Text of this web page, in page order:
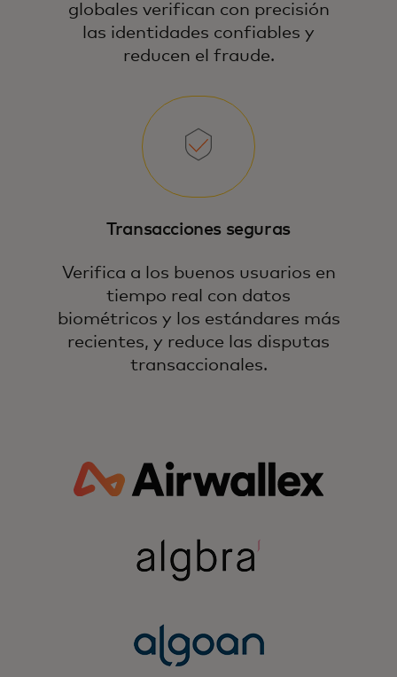
globales verifican con precisión
las identidades confiables y
reducen el fraude.
Transacciones seguras
Verifica a los buenos usuarios en
tiempo real con datos
biométricos y los estándares más
recientes, y reduce las disputas
transaccionales.